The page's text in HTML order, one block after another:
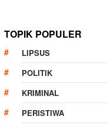
TOPIK POPULER
LIPSUS
POLITIK
KRIMINAL
PERISTIWA